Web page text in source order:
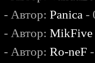
- Автор:Panica -
- Автор:MikFive
- Автор:Ro-neF